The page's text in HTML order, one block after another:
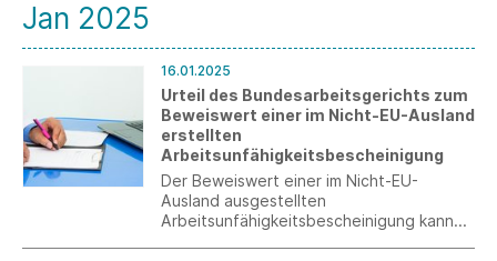
Jan 2025
16.01.2025
Urteil des Bundesarbeitsgerichts zum
Beweiswert einer im Nicht-EU-Ausland
erstellten
Arbeitsunfähigkeitsbescheinigung
Der Beweiswert einer im Nicht-EU-
Ausland ausgestellten
Arbeitsunfähigkeitsbescheinigung kann